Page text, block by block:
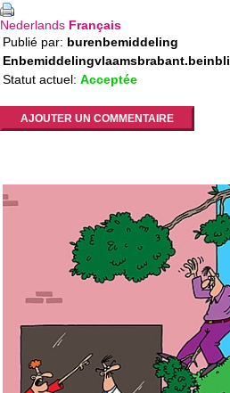
Nederlands Français
Publié par: burenbemiddeling
Enbemiddelingvlaamsbrabant.beinbli
Statut actuel: Acceptée
AJOUTER UN COMMENTAIRE